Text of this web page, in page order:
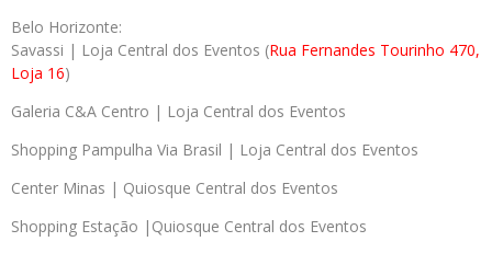
Belo Horizonte:
Savassi | Loja Central dos Eventos (Rua Fernandes Tourinho 470,
Loja 16)
Galeria C&A Centro | Loja Central dos Eventos
Shopping Pampulha Via Brasil | Loja Central dos Eventos
Center Minas | Quiosque Central dos Eventos
Shopping Estação |Quiosque Central dos Eventos